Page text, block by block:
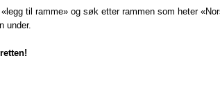
til ramme» og søk etter rammen som heter
under.